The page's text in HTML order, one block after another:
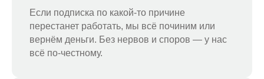
Если подписка по какой-то причине
перестанет работать, мы всё починим или
вернём деньги. Без нервов и споров — у нас
всё по-честному.